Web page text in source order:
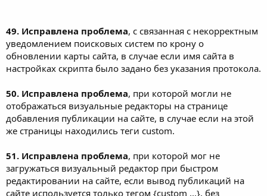
49. Исправлена проблема, с связанная с некорректным
уведомлением поисковых систем по крону о
обновлении карты сайта, в случае если имя сайта в
настройках скрипта было задано без указания протокола.
50. Исправлена проблема, при которой могли не
отображаться визуальные редакторы на странице
добавления публикации на сайте, в случае если на этой
же страницы находились теги custom.
51. Исправлена проблема, при которой мог не
загружаться визуальный редактор при быстром
редактировании на сайте, если вывод публикаций на
сайте используется только тегом {custom ...}, без